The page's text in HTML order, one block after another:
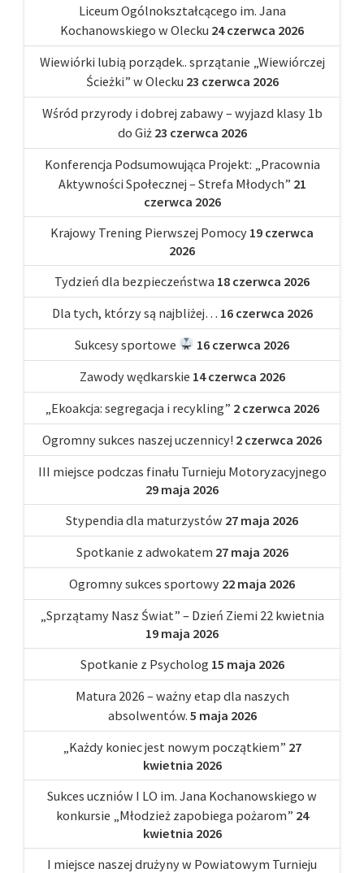
Liceum Ogólnokształcącego im. Jana
Kochanowskiego w Olecku 24 czerwca 2026
Wiewiórki lubią porządek.. sprzątanie „Wiewiórczej
Ścieżki” w Olecku 23 czerwca 2026
Wśród przyrody i dobrej zabawy – wyjazd klasy 1b
do Giż 23 czerwca 2026
Konferencja Podsumowująca Projekt: „Pracownia
Aktywności Społecznej – Strefa Młodych” 21
czerwca 2026
Krajowy Trening Pierwszej Pomocy 19 czerwca
2026
Tydzień dla bezpieczeństwa 18 czerwca 2026
Dla tych, którzy są najbliżej… 16 czerwca 2026
Sukcesy sportowe
16 czerwca 2026
Zawody wędkarskie 14 czerwca 2026
„Ekoakcja: segregacja i recykling” 2 czerwca 2026
Ogromny sukces naszej uczennicy! 2 czerwca 2026
III miejsce podczas finału Turnieju Motoryzacyjnego
29 maja 2026
Stypendia dla maturzystów 27 maja 2026
Spotkanie z adwokatem 27 maja 2026
Ogromny sukces sportowy 22 maja 2026
„Sprzątamy Nasz Świat” – Dzień Ziemi 22 kwietnia
19 maja 2026
Spotkanie z Psycholog 15 maja 2026
Matura 2026 – ważny etap dla naszych
absolwentów. 5 maja 2026
„Każdy koniec jest nowym początkiem” 27
kwietnia 2026
Sukces uczniów I LO im. Jana Kochanowskiego w
konkursie „Młodzież zapobiega pożarom” 24
kwietnia 2026
I miejsce naszej drużyny w Powiatowym Turnieju